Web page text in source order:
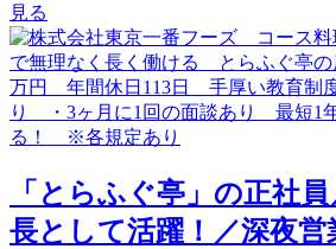
見る
「とらふぐ亭」の正社
長として活躍！／深夜